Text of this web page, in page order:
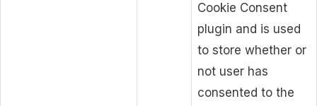
Cookie Consent
plugin and is used
to store whether or
not user has
consented to the